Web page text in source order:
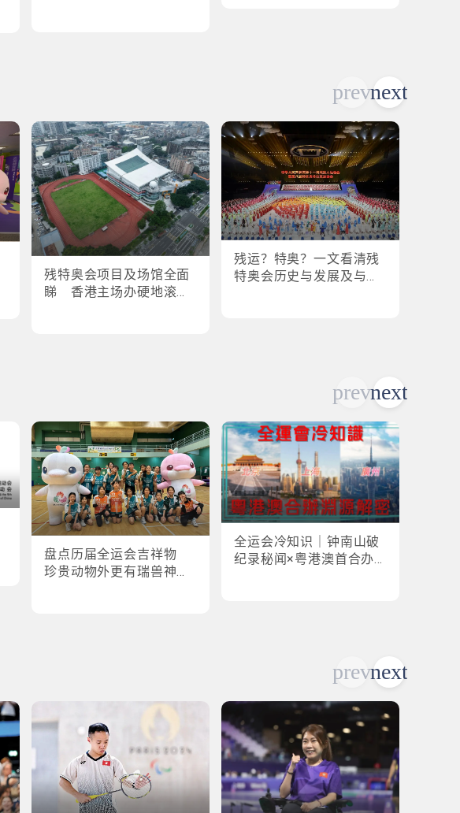
残特奥会项目及场馆全面
睇 香港主场办硬地滚球
残运？特奥？一文看清残
特奥会历史与发展及与全
盘点历届全运会吉祥物
珍贵动物外更有瑞兽神话
全运会冷知识｜钟南山破
纪录秘闻×粤港澳首合办